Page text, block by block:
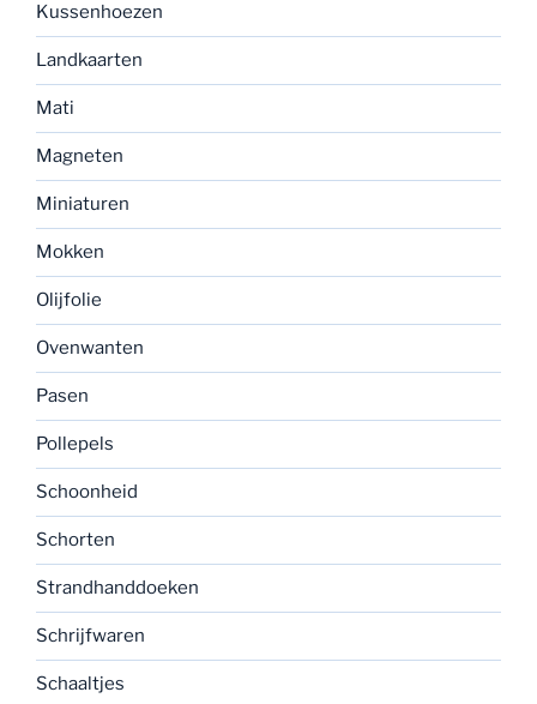
Kussenhoezen
Landkaarten
Mati
Magneten
Miniaturen
Mokken
Olijfolie
Ovenwanten
Pasen
Pollepels
Schoonheid
Schorten
Strandhanddoeken
Schrijfwaren
Schaaltjes